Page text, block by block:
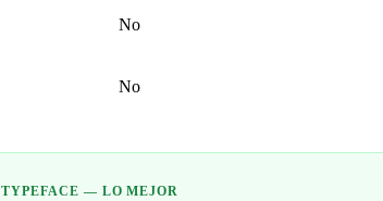
No
No
TYPEFACE — LO MEJOR